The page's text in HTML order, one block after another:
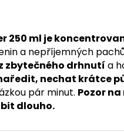
250 ml je
a nepříjemných
zbytečného drhnutí a
nechat krátce
pár minut. Pozor
dlouho.